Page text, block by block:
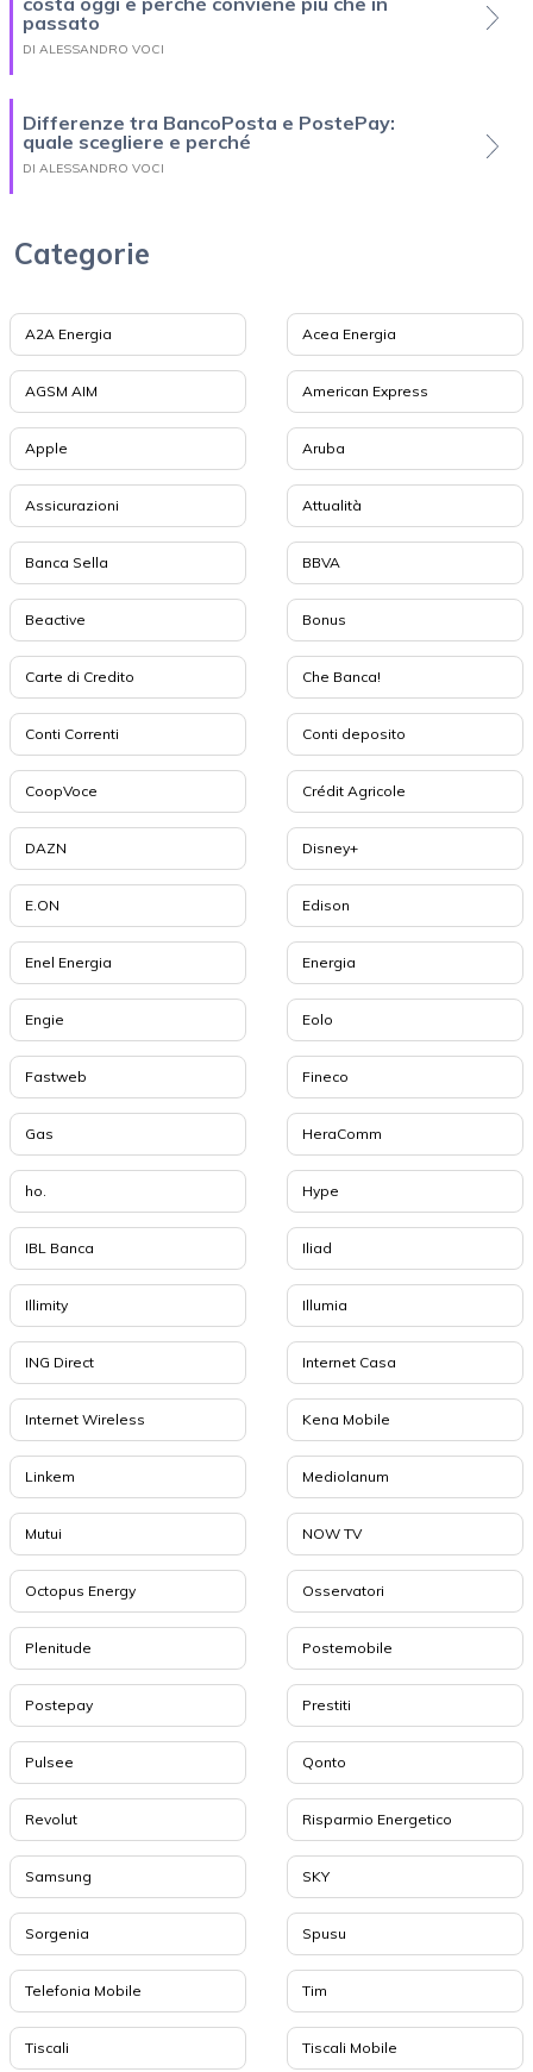
passato
DI ALESSANDRO VOCI
Differenze tra BancoPosta e PostePay:
quale scegliere e perché
DI ALESSANDRO VOCI
Categorie
A2A Energia Acea Energia
AGSM AIM American Express
Apple Aruba
Assicurazioni Attualità
Banca Sella BBVA
Beactive Bonus
Carte di Credito Che Banca!
Conti Correnti Conti deposito
CoopVoce Crédit Agricole
DAZN Disney+
E.ON Edison
Enel Energia Energia
Engie Eolo
Fastweb Fineco
Gas HeraComm
ho. Hype
IBL Banca Iliad
Illimity Illumia
ING Direct Internet Casa
Internet Wireless Kena Mobile
Linkem Mediolanum
Mutui NOW TV
Octopus Energy Osservatori
Plenitude Postemobile
Postepay Prestiti
Pulsee Qonto
Revolut Risparmio Energetico
Samsung SKY
Sorgenia Spusu
Telefonia Mobile Tim
Tiscali Tiscali Mobile